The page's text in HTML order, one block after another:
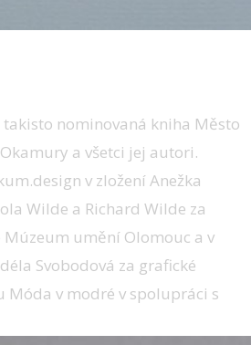
nominovaná kniha Město
a všetci jej autori.
v zložení Anežka
Wilde a Richard Wilde za
umění Olomouc a v
Svobodová za grafické
Móda v modré v spolupráci s